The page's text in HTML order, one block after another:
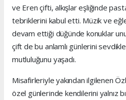
ve Eren çifti, alkışlar eşliğinde
tebriklerini kabul etti. Müzik ve
devam ettiği düğünde konuklar
çift de bu anlamlı günlerini
mutluluğunu yaşadı.
Misafirleriyle yakından ilgilenen
özel günlerinde kendilerini yalnız